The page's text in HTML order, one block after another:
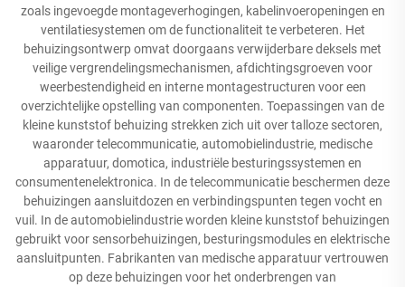
zoals ingevoegde montageverhogingen, kabelinvoeropeningen en
ventilatiesystemen om de functionaliteit te verbeteren. Het
behuizingsontwerp omvat doorgaans verwijderbare deksels met
veilige vergrendelingsmechanismen, afdichtingsgroeven voor
weerbestendigheid en interne montagestructuren voor een
overzichtelijke opstelling van componenten. Toepassingen van de
kleine kunststof behuizing strekken zich uit over talloze sectoren,
waaronder telecommunicatie, automobielindustrie, medische
apparatuur, domotica, industriële besturingssystemen en
consumentenelektronica. In de telecommunicatie beschermen deze
behuizingen aansluitdozen en verbindingspunten tegen vocht en
vuil. In de automobielindustrie worden kleine kunststof behuizingen
gebruikt voor sensorbehuizingen, besturingsmodules en elektrische
aansluitpunten. Fabrikanten van medische apparatuur vertrouwen
op deze behuizingen voor het onderbrengen van